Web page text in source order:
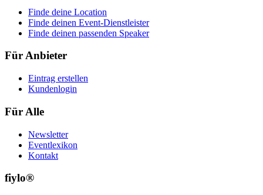
Finde deine Location
Finde deinen Event-Dienstleister
Finde deinen passenden Speaker
Für Anbieter
Eintrag erstellen
Kundenlogin
Für Alle
Newsletter
Eventlexikon
Kontakt
fiylo®